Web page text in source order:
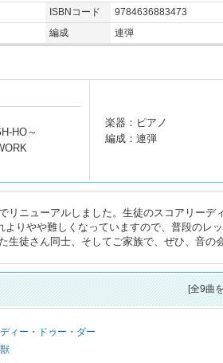
ISBNコード
9784636883473
編成 連弾
HO～
楽器：ピアノ
編成：連弾
リニューアルしました。生徒のスコアリーデ
りやや難しくなっていますので、普段のレ
生徒さん同士、そしてご家族で、ぜひ、音の
[全9曲
ィー・ドゥー・ダー